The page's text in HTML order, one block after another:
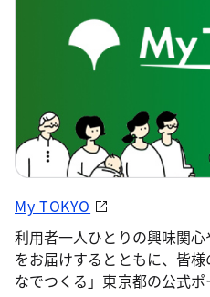
My TOKYO
利用者一人ひとりの興味関
をお届けするとともに、皆
なでつくる」東京都の公式ポ